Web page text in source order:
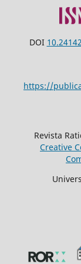
DOI
https://
Revista
Creative